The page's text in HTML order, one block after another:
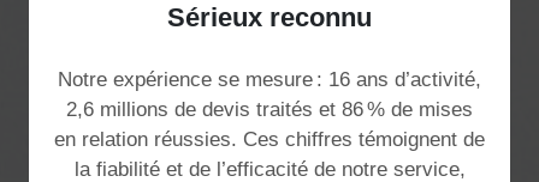
Sérieux reconnu
Notre expérience se mesure : 16 ans d’activité,
2,6 millions de devis traités et 86 % de mises
en relation réussies. Ces chiffres témoignent de
la fiabilité et de l’efficacité de notre service,